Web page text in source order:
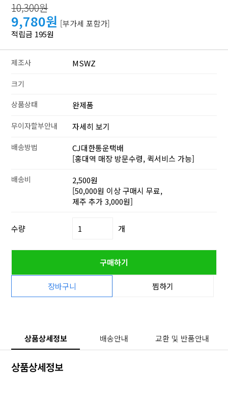
10,300원
9,780원 [부가세 포함가]
적립금 195원
제조사 MSWZ
크기
상품상태
완제품
무이자할부안내 자세히 보기
배송방법
CJ대한통운택배
[홍대역 매장 방문수령, 퀵서비스 가능]
배송비
2,500원
[50,000원 이상 구매시 무료,
제주 추가 3,000원]
수량 개
구매하기
장바구니 찜하기
상품상세정보 배송안내 교환 및 반품안내
상품상세정보